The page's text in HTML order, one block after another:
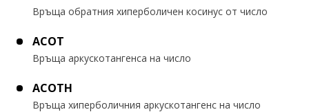
Връща обратния хиперболичен косинус от число
ACOT
Връща аркускотангенса на число
ACOTH
Връща хиперболичния аркускотангенс на число